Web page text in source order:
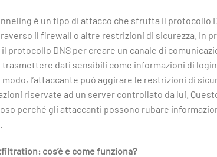
è un tipo di attacco che sfrutta il protocollo
il firewall o altre restrizioni di sicurezza. In
il protocollo DNS per creare un canale di
trasmettere dati sensibili come informazioni di
l’attaccante può aggirare le restrizioni di
riservate ad un server controllato da lui.
perché gli attaccanti possono rubare
cos’è e come funziona?